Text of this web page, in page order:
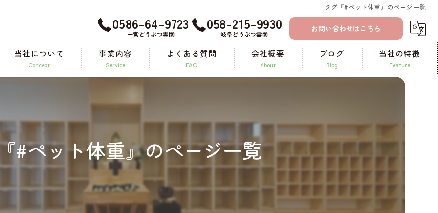
タグ『#ペット体重』のページ一覧
0586-64-9723
一宮どうぶつ霊園
058-215-9930
岐阜どうぶつ霊園
お問い合わせはこちら
当社について
concept
事業内容
service
よくある質問
FAQ
会社概要
about
ブログ
blog
当社の特徴
feature
ペット葬儀
供養
#ペット体重』のページ一覧